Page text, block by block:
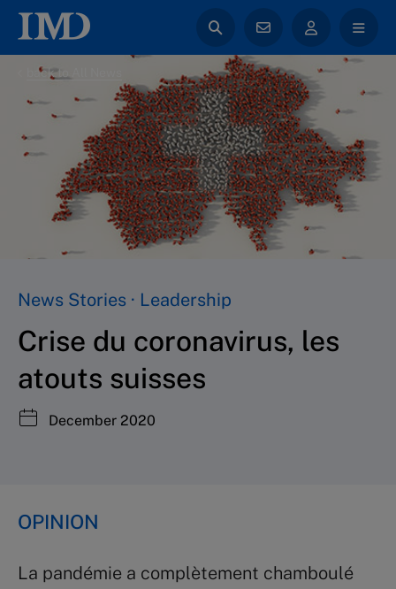
back to All News
News Stories · Leadership
Crise du coronavirus, les
atouts suisses
December 2020
OPINION
La pandémie a complètement chamboulé